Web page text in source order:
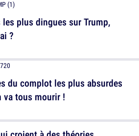
du complot les plus absurdes
va tous mourir !
plus dingues sur Trump,
?